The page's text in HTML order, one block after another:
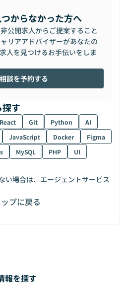
からなかった方へ
公開求人からご提案すること
リアアドバイザーがあなたの
人を見つけるお手伝いをしま
談を予約する
す
React Git Python
AI
JavaScript Docker
Figma
MySQL PHP
UI
い場合は、エージェントサービス
ップに戻る
報を探す